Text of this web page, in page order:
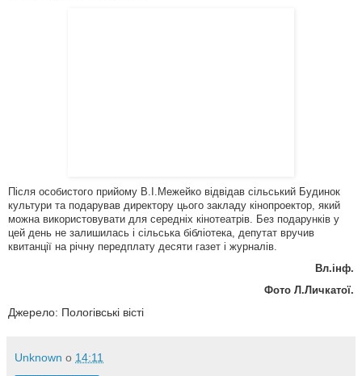
Після особистого прийому В.І.Межейко відвідав сільський Будинок
культури та подарував директору цього закладу кінопроектор, який
можна використовувати для середніх кінотеатрів. Без подарунків у
цей день не залишилась і сільська бібліотека, депутат вручив
квитанції на річну передплату десяти газет і журналів.
Вл.інф.
Фото Л.Личкатої.
Джерело: Пологівські вісті
Unknown о 14:11